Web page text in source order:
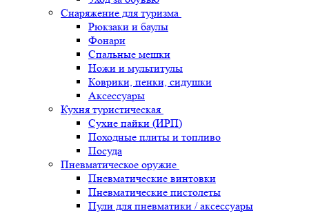
Снаряжение для туризма
Рюкзаки и баулы
Фонари
Спальные мешки
Ножи и мультитулы
Коврики, пенки, сидушки
Аксессуары
Кухня туристическая
Сухие пайки (ИРП)
Походные плиты и топливо
Посуда
Пневматическое оружие
Пневматические винтовки
Пневматические пистолеты
Пули для пневматики / аксессуары